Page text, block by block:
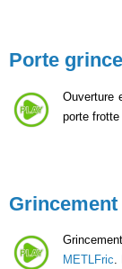
Porte
Ouverture
porte frotte
METLFric.